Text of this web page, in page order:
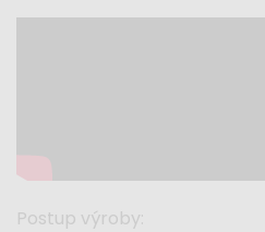
Postup výroby: